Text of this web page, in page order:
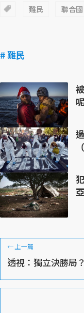
難民 聯合國
# 難民
← 上一篇
透視：獨立決勝局